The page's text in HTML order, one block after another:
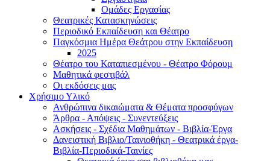
Ομάδες Εργασίας
Θεατρικές Κατασκηνώσεις
Περιοδικό Εκπαίδευση και Θέατρο
Παγκόσμια Ημέρα Θεάτρου στην Εκπαίδευση
2025
Θέατρο του Καταπιεσμένου - Θέατρο Φόρουμ
Μαθητικά φεστιβάλ
Οι εκδόσεις μας
Χρήσιμο Υλικό
Ανθρώπινα δικαιώματα & Θέματα προσφύγων
Άρθρα - Απόψεις - Συνεντεύξεις
Ασκήσεις - Σχέδια Μαθημάτων - Βιβλία-Έργα
Δανειστική Βιβλιο/Ταινιοθήκη - Θεατρικά έργα-
Βιβλία-Περιοδικά-Ταινίες